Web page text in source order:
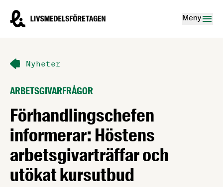
Livsmedelsföretagen – till startsidan
Meny
Nyheter
ARBETSGIVARFRÅGOR
Förhandlingschefen
informerar: Höstens
arbetsgivarträffar och
utökat kursutbud